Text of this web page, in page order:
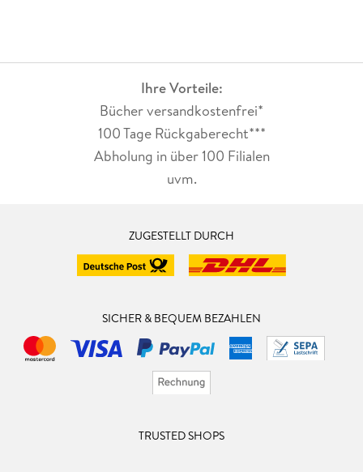
Ihre Vorteile:
Bücher versandkostenfrei*
100 Tage Rückgaberecht***
Abholung in über 100 Filialen
uvm.
ZUGESTELLT DURCH
SICHER & BEQUEM BEZAHLEN
TRUSTED SHOPS